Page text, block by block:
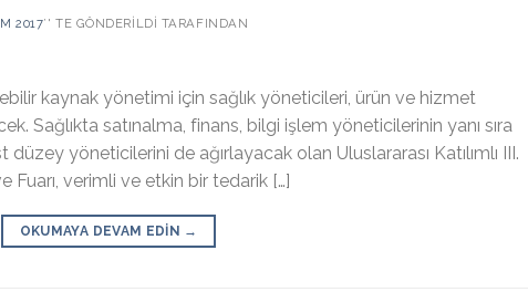
2017’' TE GÖNDERILDI TARAFINDAN
kaynak yönetimi için sağlık yöneticileri, ürün ve hizmet
Sağlıkta satınalma, finans, bilgi işlem yöneticilerinin yanı sıra
yöneticilerini de ağırlayacak olan Uluslararası Katılımlı III.
Fuarı, verimli ve etkin bir tedarik […]
OKUMAYA DEVAM EDIN →